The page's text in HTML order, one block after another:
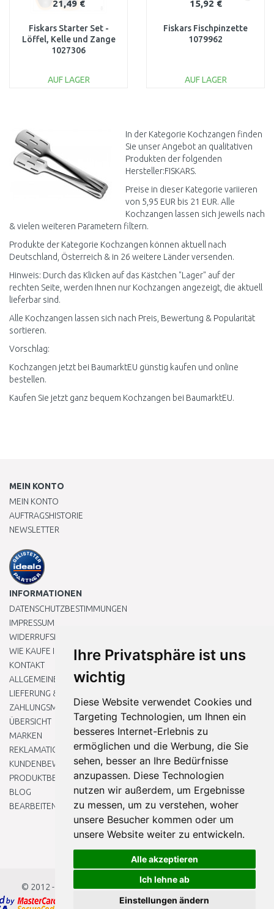
Ihre Privatsphäre ist uns
wichtig
Diese Website verwendet Cookies und
Targeting Technologien, um Ihnen ein
besseres Internet-Erlebnis zu
ermöglichen und die Werbung, die Sie
sehen, besser an Ihre Bedürfnisse
anzupassen. Diese Technologien
nutzen wir außerdem, um Ergebnisse
zu messen, um zu verstehen, woher
unsere Besucher kommen oder um
unsere Website weiter zu entwickeln.
Alle akzeptieren
Ich lehne ab
Einstellungen ändern
21,49 €
Fiskars Starter Set -
Löffel, Kelle und Zange
1027306
AUF LAGER
15,92 €
Fiskars Fischpinzette
1079962
AUF LAGER
Vergleichen
In der Kategorie Kochzangen finden
Sie unser Angebot an qualitativen
Produkten der folgenden
Hersteller:FISKARS.
Preise in dieser Kategorie variieren
von 5,95 EUR bis 21 EUR. Alle
Kochzangen lassen sich jeweils nach
& vielen weiteren Parametern filtern.
Produkte der Kategorie Kochzangen können aktuell nach
Deutschland, Österreich & in 26 weitere Länder versenden.
Hinweis: Durch das Klicken auf das Kästchen "Lager" auf der
rechten Seite, werden Ihnen nur Kochzangen angezeigt, die aktuell
lieferbar sind.
Alle Kochzangen lassen sich nach Preis, Bewertung & Popularität
sortieren.
Vorschlag:
Kochzangen jetzt bei BaumarktEU günstig kaufen und online
bestellen.
Kaufen Sie jetzt ganz bequem Kochzangen bei BaumarktEU.
MEIN KONTO
MEIN KONTO
AUFTRAGSHISTORIE
NEWSLETTER
INFORMATIONEN
DATENSCHUTZBESTIMMUNGEN
IMPRESSUM
WIDERRUFSRECHT
WIE KAUFE ICH EIN?
KONTAKT
ALLGEMEINEN GESCHÄFTSBEDINGUNGEN
LIEFERUNG & ZAHLUNG
ZAHLUNGSMETHODEN
ÜBERSICHT
MARKEN
REKLAMATIONEN UND RETOUREN
KUNDENBEWERTUNG
PRODUKTBEWERTUNG
BLOG
BEARBEITEN SIE MEINE COOKIE-EINSTELLUNGEN
© 2012 - 2026Baumarkteu.at